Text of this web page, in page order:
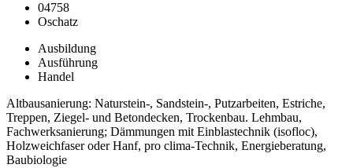
04758
Oschatz
Ausbildung
Ausführung
Handel
Altbausanierung: Naturstein-, Sandstein-, Putzarbeiten, Estriche,
Treppen, Ziegel- und Betondecken, Trockenbau. Lehmbau,
Fachwerksanierung; Dämmungen mit Einblastechnik (isofloc),
Holzweichfaser oder Hanf, pro clima-Technik, Energieberatung,
Baubiologie